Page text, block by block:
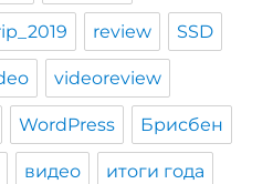
review SSD
videoreview
WordPress Брисбен
видео итоги года